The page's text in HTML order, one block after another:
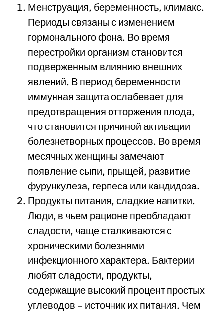
Менструация, беременность, климакс.
Периоды связаны с изменением
гормонального фона. Во время
перестройки организм становится
подверженным влиянию внешних
явлений. В период беременности
иммунная защита ослабевает для
предотвращения отторжения плода,
что становится причиной активации
болезнетворных процессов. Во время
месячных женщины замечают
появление сыпи, прыщей, развитие
фурункулеза, герпеса или кандидоза.
Продукты питания, сладкие напитки.
Люди, в чьем рационе преобладают
сладости, чаще сталкиваются с
хроническими болезнями
инфекционного характера. Бактерии
любят сладости, продукты,
содержащие высокий процент простых
углеводов – источник их питания. Чем